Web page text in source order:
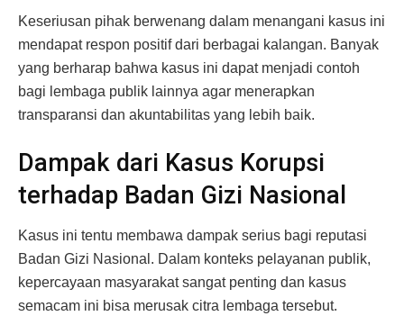
Keseriusan pihak berwenang dalam menangani kasus ini
mendapat respon positif dari berbagai kalangan. Banyak
yang berharap bahwa kasus ini dapat menjadi contoh
bagi lembaga publik lainnya agar menerapkan
transparansi dan akuntabilitas yang lebih baik.
Dampak dari Kasus Korupsi
terhadap Badan Gizi Nasional
Kasus ini tentu membawa dampak serius bagi reputasi
Badan Gizi Nasional. Dalam konteks pelayanan publik,
kepercayaan masyarakat sangat penting dan kasus
semacam ini bisa merusak citra lembaga tersebut.